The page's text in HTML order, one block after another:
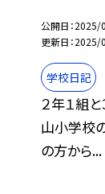
公開日 2025/
更新日 2025/
学校日記
２年１組と
山小学校
の方から...